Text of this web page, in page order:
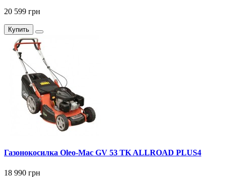
20 599 грн
Купить
Газонокосилка Оlео-Маc GV 53 TK ALLROAD PLUS4
18 990 грн